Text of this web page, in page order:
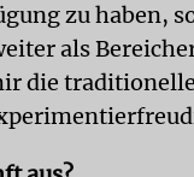
zu haben,
als
die